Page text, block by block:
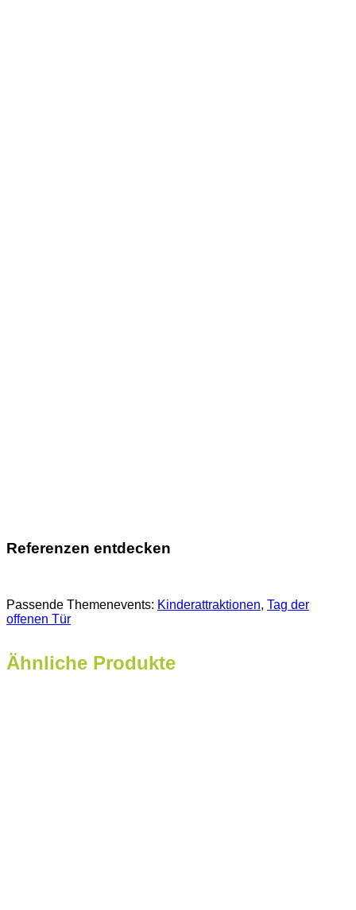
Referenzen entdecken
Passende Themenevents: Kinderattraktionen, Tag der
offenen Tür
Ähnliche Produkte